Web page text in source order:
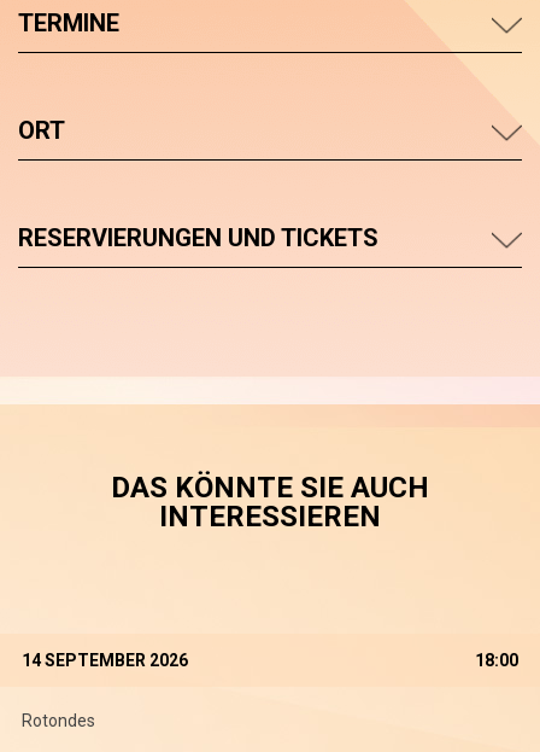
TERMINE
ORT
RESERVIERUNGEN UND TICKETS
DAS KÖNNTE SIE AUCH
INTERESSIEREN
14 SEPTEMBER 2026 18:00
Rotondes